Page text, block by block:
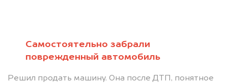
Самостоятельно забрали
поврежденный автомобиль
Решил продать машину. Она после ДТП, понятное